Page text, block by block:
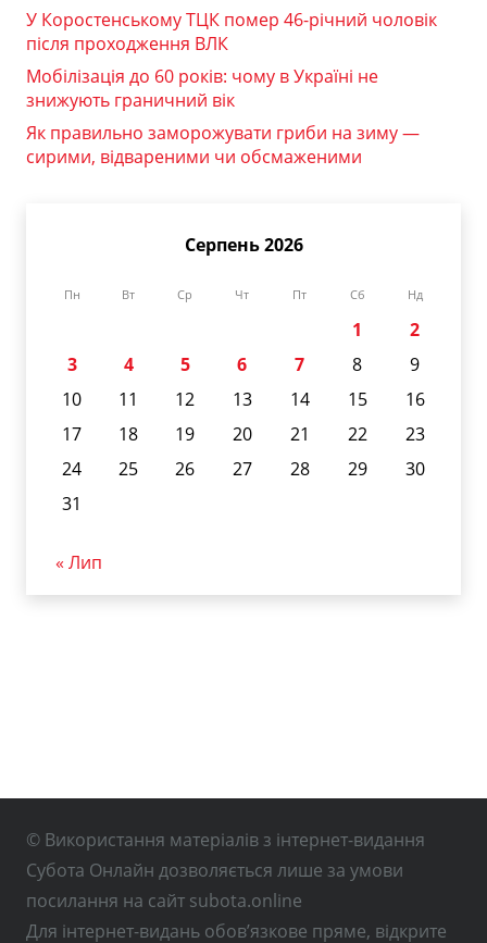
У Коростенському ТЦК помер 46-річний чоловік
після проходження ВЛК
Мобілізація до 60 років: чому в Україні не
знижують граничний вік
Як правильно заморожувати гриби на зиму —
сирими, відвареними чи обсмаженими
Серпень 2026
Пн Вт Ср Чт Пт Сб Нд
1
2
3
4 5 6 7 8
9
10
11 12 13 14 15
16
17
18 19 20 21 22
23
24
25 26 27 28 29
30
31
« Лип
© Використання матеріалів з інтернет-видання
Субота Онлайн дозволяється лише за умови
посилання на сайт subota.online
Для інтернет-видань обов’язкове пряме, відкрите